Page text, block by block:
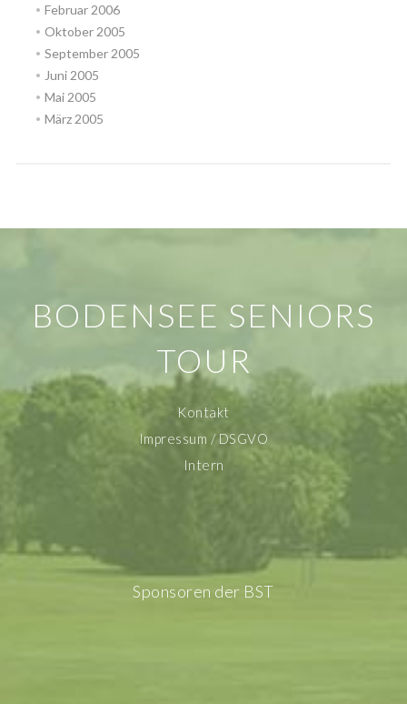
Februar 2006
Oktober 2005
September 2005
Juni 2005
Mai 2005
März 2005
BODENSEE SENIORS
TOUR
Kontakt
Impressum / DSGVO
Intern
Sponsoren der BST